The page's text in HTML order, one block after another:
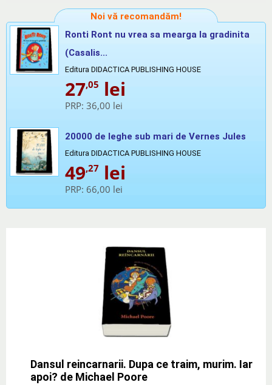
Noi vă recomandăm!
Ronti Ront nu vrea sa mearga la gradinita
(Casalis...
Editura DIDACTICA PUBLISHING HOUSE
27,05 lei
PRP: 36,00 lei
20000 de leghe sub mari de Vernes Jules
Editura DIDACTICA PUBLISHING HOUSE
49,27 lei
PRP: 66,00 lei
Dansul reincarnarii. Dupa ce traim, murim. Iar
apoi? de Michael Poore